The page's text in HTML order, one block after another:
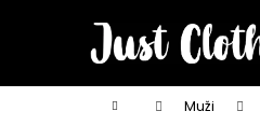
Domů Muži
í
Zpět
do
Zpět
do